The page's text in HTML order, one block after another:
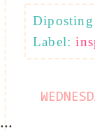
Label:
...